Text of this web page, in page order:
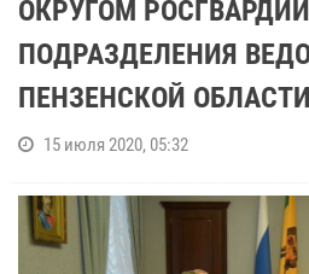
ОКРУГОМ
ПОДРАЗДЕЛЕНИЯ
ПЕНЗЕНСКОЙ ОБЛАСТИ
15 июля 2020, 05:32